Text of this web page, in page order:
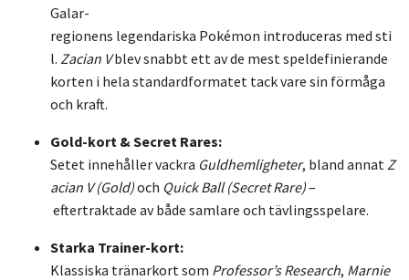
Galar-
regionens legendariska Pokémon introduceras med sti
l. Zacian V blevsnabbt ett avde mest speldefinierande
korten i hela standardformatet tackvare sin förmåga
och kraft.
Gold-kort &Secret Rares:
Setet innehållervackra Guldhemligheter, bland annat Z
acian V (Gold)och QuickBall (SecretRare)–
eftertraktade avbåde samlare och tävlingsspelare.
Starka Trainer-kort:
Klassiska tränarkort som Professor’sResearch, Marnie